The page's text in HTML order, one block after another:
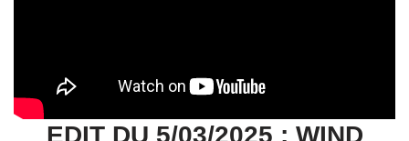
EDIT DU 5/03/2025 : WIND